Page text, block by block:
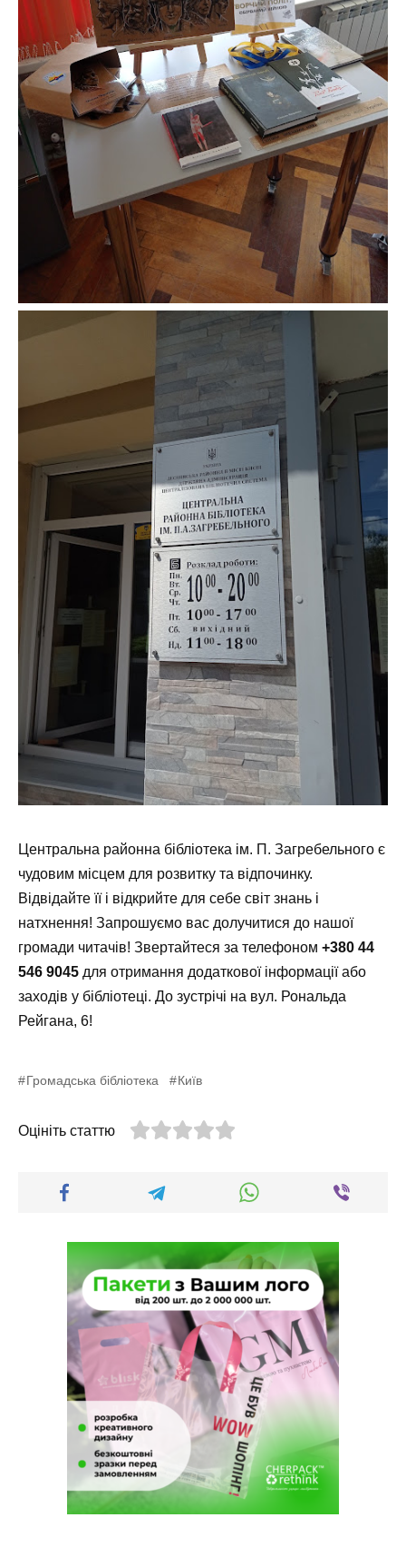
Центральна районна бібліотека ім. П. Загребельного є
чудовим місцем для розвитку та відпочинку.
Відвідайте її і відкрийте для себе світ знань і
натхнення! Запрошуємо вас долучитися до нашої
громади читачів! Звертайтеся за телефоном +380 44
546 9045 для отримання додаткової інформації або
заходів у бібліотеці. До зустрічі на вул. Рональда
Рейгана, 6!
Громадська бібліотека Київ
Оцініть статтю